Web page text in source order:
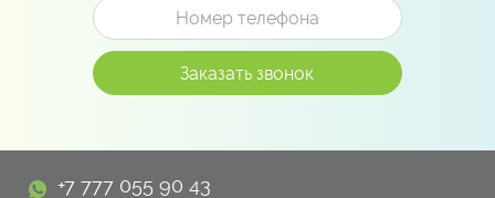
+7 777 055 90 43